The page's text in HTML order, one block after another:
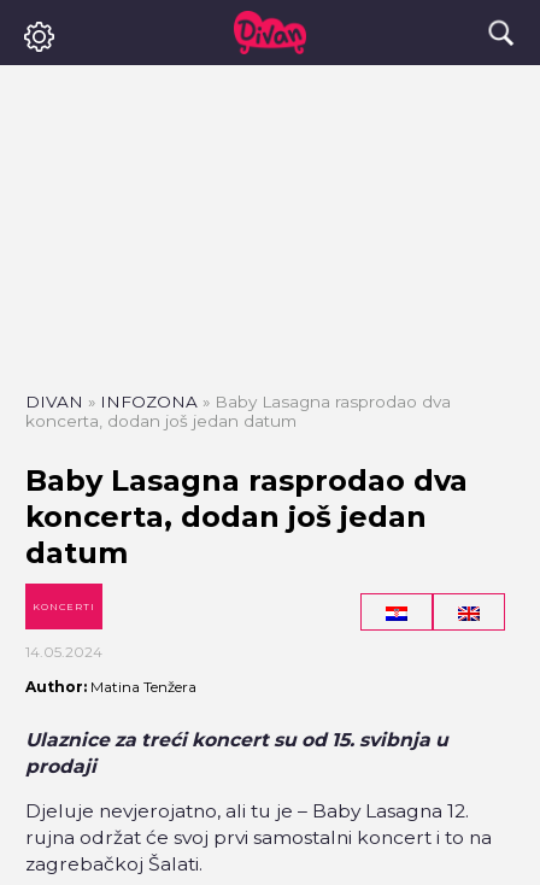
DIVAN » INFOZONA » Baby Lasagna rasprodao dva
koncerta, dodan još jedan datum
Baby Lasagna rasprodao dva
koncerta, dodan još jedan
datum
KONCERTI
14.05.2024
Author: Matina Tenžera
Ulaznice za treći koncert su od 15. svibnja u
prodaji
Djeluje nevjerojatno, ali tu je – Baby Lasagna 12.
rujna održat će svoj prvi samostalni koncert i to na
zagrebačkoj Šalati.